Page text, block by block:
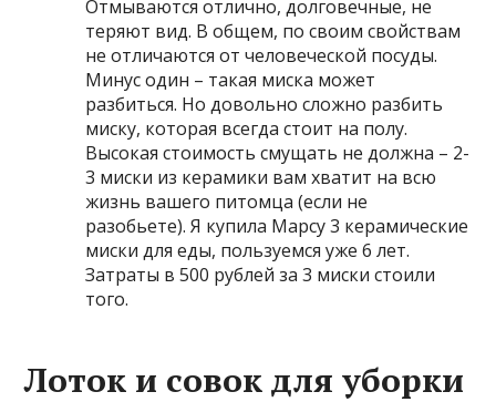
Отмываются отлично, долговечные, не
теряют вид. В общем, по своим свойствам
не отличаются от человеческой посуды.
Минус один – такая миска может
разбиться. Но довольно сложно разбить
миску, которая всегда стоит на полу.
Высокая стоимость смущать не должна – 2-
3 миски из керамики вам хватит на всю
жизнь вашего питомца (если не
разобьете). Я купила Марсу 3 керамические
миски для еды, пользуемся уже 6 лет.
Затраты в 500 рублей за 3 миски стоили
того.
Лоток и совок для уборки